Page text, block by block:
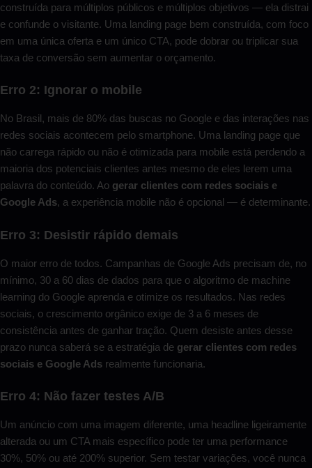
construída para múltiplos públicos e múltiplos objetivos — ela distrai
e confunde o visitante. Uma landing page bem construída, com foco
em uma única oferta e um único CTA, pode dobrar ou triplicar sua
taxa de conversão sem aumentar o orçamento.
Erro 2: Ignorar o mobile
No Brasil, mais de 80% das buscas no Google e das interações nas
redes sociais acontecem pelo smartphone. Uma landing page que
não carrega rápido ou não é otimizada para mobile está perdendo a
maioria dos potenciais clientes antes mesmo de eles lerem uma
palavra do conteúdo. Ao gerar clientes com redes sociais e
Google Ads, a experiência mobile não é opcional — é determinante.
Erro 3: Desistir rápido demais
O maior erro de todos. Campanhas de Google Ads precisam de, no
mínimo, 30 a 60 dias de dados para que o algoritmo de machine
learning do Google aprenda e otimize os resultados. Nas redes
sociais, o crescimento orgânico exige de 3 a 6 meses de
consistência antes de ganhar tração. Quem desiste antes desse
prazo nunca saberá se a estratégia de gerar clientes com redes
sociais e Google Ads realmente funcionaria.
Erro 4: Não fazer testes A/B
Um anúncio com uma imagem diferente, uma headline ligeiramente
alterada ou um CTA mais específico pode ter uma performance
30%, 50% ou até 200% superior. Sem testar variações, você nunca